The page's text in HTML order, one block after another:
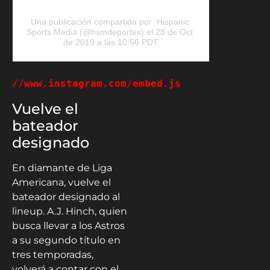
Una publicación compartida por
Hispanic
Sports Media (@hsmdeportes) el 28 de Oct
de 2019 a las 10:56 PDT
//www.instagram.com/embed.js
Vuelve el
bateador
designado
En diamante de Liga
Americana, vuelve el
bateador designado al
lineup. A.J. Hinch, quien
busca llevar a los Astros
a su segundo título en
tres temporadas,